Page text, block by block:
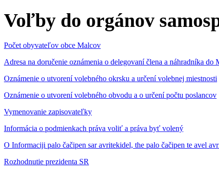
Voľby do orgánov
Počet obyvateľov obce Malcov
Adresa na doručenie oznámenia o delegovaní člena a náhradníka
Oznámenie o utvorení volebného okrsku a určení volebnej miestnosti
Oznámenie o utvorení volebného obvodu a o určení počtu poslancov
Vymenovanie zapisovateľky
Informácia o podmienkach práva voliť a práva byť volený
O Informaciji palo čačipen sar avritekidel, the palo čačipen te avel
Rozhodnutie prezidenta SR